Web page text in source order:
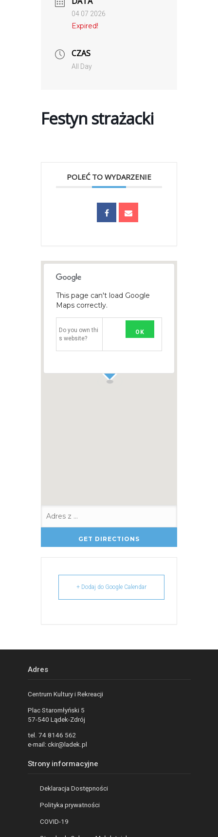
04 07 2026
Expired!
CZAS
All Day
Festyn strażacki
POLEĆ TO WYDARZENIE
This page can't load Google
Maps correctly.
Do you own thi
s website?
OK
+ Dodaj do Google Calendar
Adres
Centrum Kultury i Rekreacji
Plac Staromłyński 5
57-540 Lądek-Zdrój
tel. 74 8146 562
e-mail: ckir@ladek.pl
Strony informacyjne
Deklaracja Dostępności
Polityka prywatności
COVID-19